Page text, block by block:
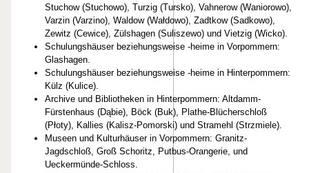
Stuchow (Stuchowo), Turzig (Tursko), Vahnerow (Waniorowo),
Varzin (Varzino), Waldow (Wałdowo), Zadtkow (Sadkowo),
Zewitz (Cewice), Zülshagen (Suliszewo) und Vietzig (Wicko).
Schulungshäuser beziehungsweise -heime in Vorpommern:
Glashagen.
Schulungshäuser beziehungsweise -heime in Hinterpommern:
Külz (Kulice).
Archive und Bibliotheken in Hinterpommern: Altdamm-
Fürstenhaus (Dąbie), Böck (Buk), Plathe-Blücherschloß
(Płoty), Kallies (Kalisz-Pomorski) und Stramehl (Strzmiele).
Museen und Kulturhäuser in Vorpommern: Granitz-
Jagdschloß, Groß Schoritz, Putbus-Orangerie, und
Ueckermünde-Schloss.